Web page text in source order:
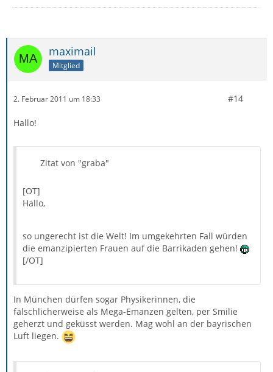
maximail
Mitglied
2. Februar 2011 um 18:33 #14
Hallo!
Zitat von "graba"
[OT]
Hallo,
so ungerecht ist die Welt! Im umgekehrten Fall würden
die emanzipierten Frauen auf die Barrikaden gehen!
[/OT]
In München dürfen sogar Physikerinnen, die
fälschlicherweise als Mega-Emanzen gelten, per Smilie
geherzt und geküsst werden. Mag wohl an der bayrischen
Luft liegen.